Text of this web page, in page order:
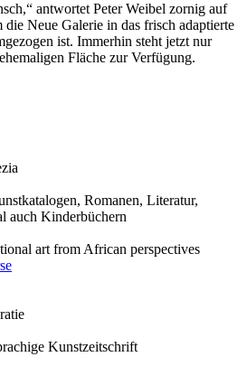
antwortet Peter Weibel zornig auf
die Neue Galerie in das frisch adaptierte
ist. Immerhin steht jetzt nur
Fläche zur Verfügung.
Romanen, Literatur,
auch Kinderbüchern
art from African perspectives
Kunstzeitschrift